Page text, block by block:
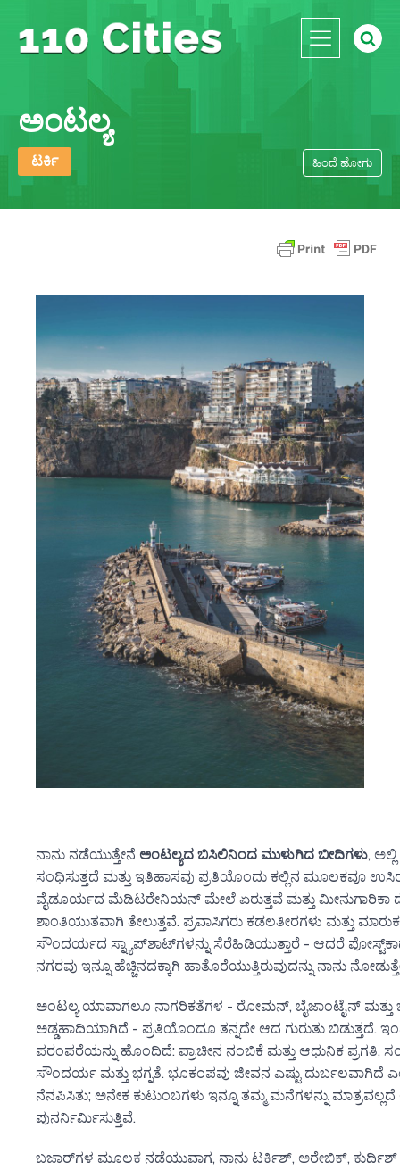
ಅಂಟಲ್ಯ
ಟರ್ಕಿ ಹಿಂದೆ ಹೋಗು
ನಾನು ನಡೆಯುತ್ತೇನೆ ಅಂಟಲ್ಯದ ಬಿಸಿಲಿನಿಂದ ಮುಳುಗಿದ ಬೀದಿಗಳು,
ಸಂಧಿಸುತ್ತದೆ ಮತ್ತು ಇತಿಹಾಸವು ಪ್ರತಿಯೊಂದು ಕಲ್ಲಿನ ಮೂಲಕವೂ
ವೈಡೂರ್ಯದ ಮೆಡಿಟರೇನಿಯನ್ ಮೇಲೆ ಏರುತ್ತವೆ ಮತ್ತು ಮೀನುಗಾರಿಕಾ
ಶಾಂತಿಯುತವಾಗಿ ತೇಲುತ್ತವೆ. ಪ್ರವಾಸಿಗರು ಕಡಲತೀರಗಳು ಮತ್ತು
ಸೌಂದರ್ಯದ ಸ್ನ್ಯಾಪ್‌ಶಾಟ್‌ಗಳನ್ನು ಸೆರೆಹಿಡಿಯುತ್ತಾರೆ - ಆದರೆ
ನಗರವು ಇನ್ನೂ ಹೆಚ್ಚಿನದಕ್ಕಾಗಿ ಹಾತೊರೆಯುತ್ತಿರುವುದನ್ನು ನಾನು
ಅಂಟಲ್ಯ ಯಾವಾಗಲೂ ನಾಗರಿಕತೆಗಳ - ರೋಮನ್, ಬೈಜಾಂಟೈನ್
ಅಡ್ಡಹಾದಿಯಾಗಿದೆ - ಪ್ರತಿಯೊಂದೂ ತನ್ನದೇ ಆದ ಗುರುತು ಬಿಡುತ್ತದೆ.
ಪರಂಪರೆಯನ್ನು ಹೊಂದಿದೆ: ಪ್ರಾಚೀನ ನಂಬಿಕೆ ಮತ್ತು ಆಧುನಿಕ ಪ್ರಗತಿ,
ಸೌಂದರ್ಯ ಮತ್ತು ಭಗ್ನತೆ. ಭೂಕಂಪವು ಜೀವನ ಎಷ್ಟು ದುರ್ಬಲವಾಗಿದೆ
ನೆನಪಿಸಿತು; ಅನೇಕ ಕುಟುಂಬಗಳು ಇನ್ನೂ ತಮ್ಮ ಮನೆಗಳನ್ನು
ಪುನರ್ನಿರ್ಮಿಸುತ್ತಿವೆ.
ಬಜಾರ್‌ಗಳ ಮೂಲಕ ನಡೆಯುವಾಗ, ನಾನು ಟರ್ಕಿಶ್, ಅರೇಬಿಕ್, ಕುರ್ದಿಶ್